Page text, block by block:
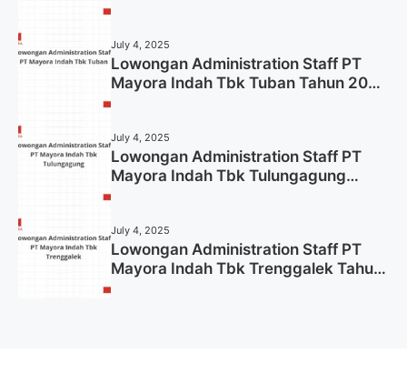
July 4, 2025
Lowongan Administration Staff PT
Mayora Indah Tbk Tuban Tahun 2025
July 4, 2025
Lowongan Administration Staff PT
Mayora Indah Tbk Tulungagung
July 4, 2025
Lowongan Administration Staff PT
Mayora Indah Tbk Trenggalek Tahun